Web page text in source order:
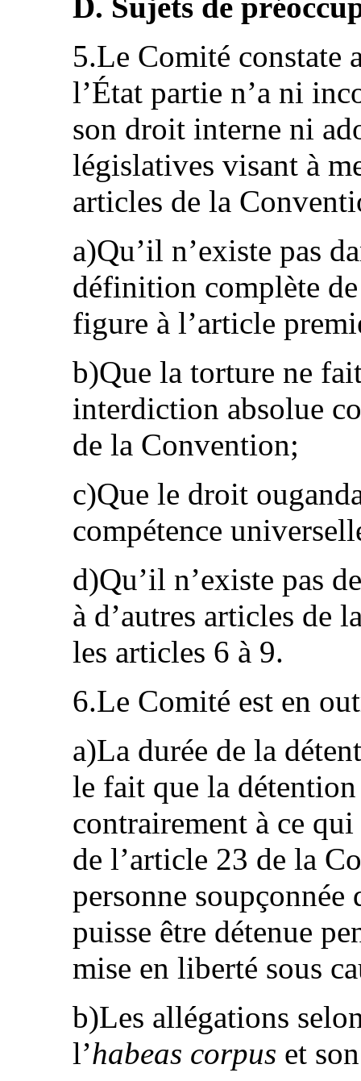
5.Le Comité constate
l’État partie n’a ni
son droit interne ni
législatives visant à
articles de la
a)Qu’il n’existe pas
définition complète
figure à l’article
b)Que la torture ne
interdiction absolue
de la Convention;
c)Que le droit
compétence
d)Qu’il n’existe pas
à d’autres articles de
les articles 6 à 9.
6.Le Comité est en
a)La durée de la
le fait que la détention
contrairement à ce
de l’article 23 de la
personne
puisse être détenue
mise en liberté sous
b)Les allégations
l’habeas corpus et